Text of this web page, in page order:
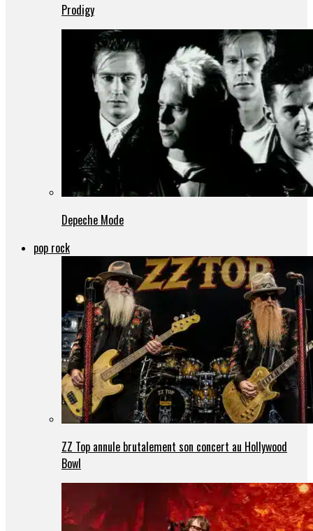
Prodigy
Depeche Mode
pop rock
ZZ Top annule brutalement son concert au Hollywood
Bowl